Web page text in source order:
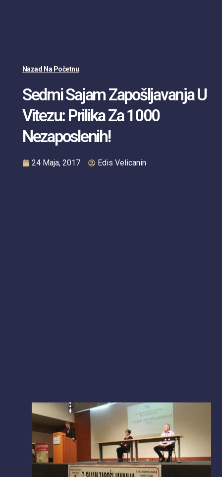
Nazad Na Početnu
Sedmi Sajam Zapošljavanja U
Vitezu: Prilika Za 1000
Nezaposlenih!
24 Maja, 2017 Edis Velicanin